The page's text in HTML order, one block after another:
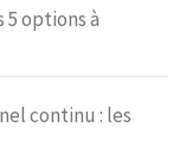
options à
continu : les